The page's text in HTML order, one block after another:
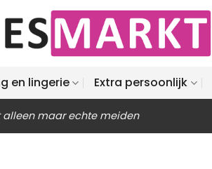
en lingerie Extra persoonlijk
alleen maar echte meiden